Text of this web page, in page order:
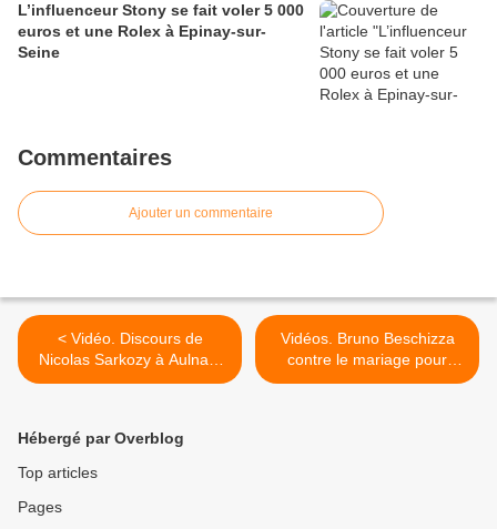
L’influenceur Stony se fait voler 5 000
euros et une Rolex à Epinay-sur-
Seine
Commentaires
Ajouter un commentaire
< Vidéo. Discours de
Nicolas Sarkozy à Aulnay-
sous-Bois le 15 novembre
Vidéos. Bruno Beschizza
contre le mariage pour
tous, la théorie du genre et
Hébergé par Overblog
Top articles
Pages